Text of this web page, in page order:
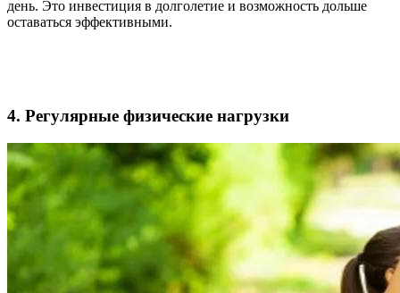
день. Это инвестиция в долголетие и возможность дольше
оставаться эффективными.
4. Регулярные физические нагрузки